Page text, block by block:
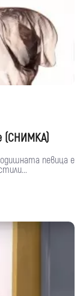
(СНИМКА)
певица е